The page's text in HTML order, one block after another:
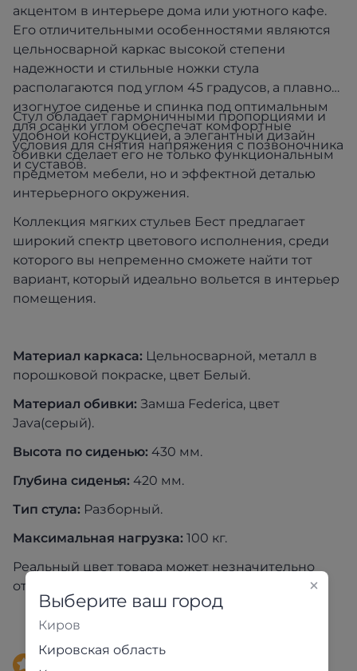
акцентом в интерьере дома или уютного кафе.
Его отличительными особенностями являются
цельносварной каркас высокой степени
надежности и стильные ножки стула
располагаются под углом 45 градусов, а плавно
изогнутое сиденье и спинка под оптимальным
для осанки углом обеспечат комфортные
условия для снятия напряжения с позвоночника
и суставов.
Стул обладает гармоничными пропорциями и
удобной конструкцией, а элегантный дизайн
обивки сделает его не только функциональным
предметом мебели, но и эффектной деталью
интерьерного окружения.
Коллекция мягких стульев Бест предлагает
широкий спектр цветового исполнения, среди
которого вы непременно сможете найти тот
вариант, который идеально вольется в интерьер
помещения.
Материал каркаса: Цельносварной, металл в
порошковой покраске, цвет Белый.
Материал обивки: Замша Federica, цвет
Java(серый).
Высота по сиденью: 430 мм.
Глубина сиденья: 420 мм.
Тип стула: Разборный.
Максимальная нагрузка: 100 кг.
Реальный цвет товара может незначительно
отличаться от изображения на экране
Доставка
Выберите ваш город
Киров
Кировская область